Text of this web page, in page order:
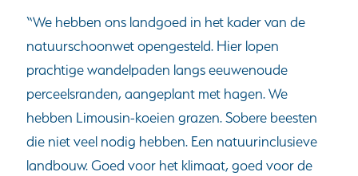
“We hebben ons landgoed in het kader van de
natuurschoonwet opengesteld. Hier lopen
prachtige wandelpaden langs eeuwenoude
perceelsranden, aangeplant met hagen. We
hebben Limousin-koeien grazen. Sobere beesten
die niet veel nodig hebben. Een natuurinclusieve
landbouw. Goed voor het klimaat, goed voor de